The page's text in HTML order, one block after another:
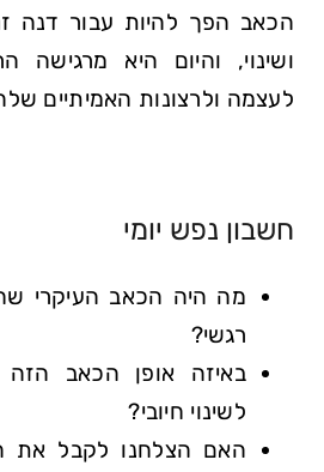
הכאב הפך להיות עבור דנה
ושינוי, והיום היא מרגישה
לעצמה ולרצונות האמיתיים
חשבון נפש יומי
מה היה הכאב העיקרי
רגשי?
באיזה אופן הכאב הזה
לשינוי חיובי?
האם הצלחנו לקבל את